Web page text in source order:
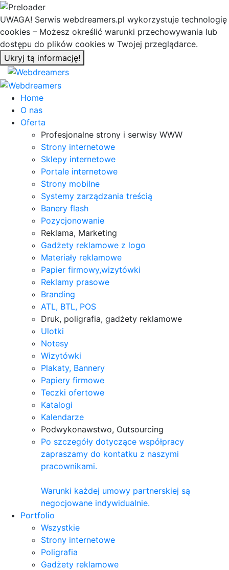
UWAGA! Serwis webdreamers.pl wykorzystuje technologię
cookies – Możesz określić warunki przechowywania lub
dostępu do plików cookies w Twojej przeglądarce.
Ukryj tą informację!
Home
O nas
Oferta
Profesjonalne strony i serwisy WWW
Strony internetowe
Sklepy internetowe
Portale internetowe
Strony mobilne
Systemy zarządzania treścią
Banery flash
Pozycjonowanie
Reklama, Marketing
Gadżety reklamowe z logo
Materiały reklamowe
Papier firmowy,wizytówki
Reklamy prasowe
Branding
ATL, BTL, POS
Druk, poligrafia, gadżety reklamowe
Ulotki
Notesy
Wizytówki
Plakaty, Bannery
Papiery firmowe
Teczki ofertowe
Katalogi
Kalendarze
Podwykonawstwo, Outsourcing
Po szczegóły dotyczące współpracy
zapraszamy do kontatku z naszymi
pracownikami.
Warunki każdej umowy partnerskiej są
negocjowane indywidualnie.
Portfolio
Wszystkie
Strony internetowe
Poligrafia
Gadżety reklamowe